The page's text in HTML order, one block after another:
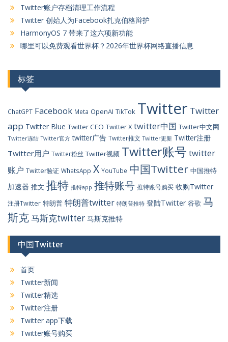
Twitter账户存档清理工作流程
Twitter 创始人为Facebook扎克伯格辩护
HarmonyOS 7 带来了这六项新功能
哪里可以免费观看世界杯？2026年世界杯网络直播信息
标签
ChatGPT Facebook Meta OpenAI TikTok Twitter Twitter
app Twitter Blue Twitter CEO Twitter X twitter中国 Twitter中文网
Twitter冻结 Twitter官方 twitter广告 Twitter推文 Twitter更新 Twitter注册
Twitter用户 Twitter粉丝 Twitter视频 Twitter账号 twitter
账户 Twitter验证 WhatsApp X YouTube 中国Twitter 中国推特
加速器 推文 推特 推特app 推特账号 推特账号购买 收购Twitter
注册Twitter 特朗普 特朗普twitter 特朗普推特 登陆Twitter 谷歌 马
斯克马斯克twitter 马斯克推特
中国Twitter
首页
Twitter新闻
Twitter精选
Twitter注册
Twitter app下载
Twitter账号购买